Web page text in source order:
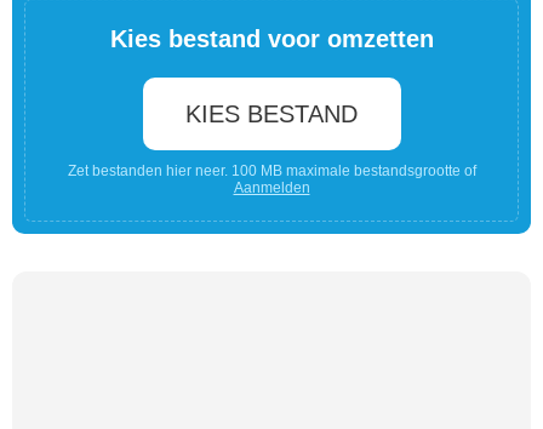
Kies bestand voor omzetten
KIES BESTAND
Zet bestanden hier neer. 100 MB maximale bestandsgrootte of
Aanmelden